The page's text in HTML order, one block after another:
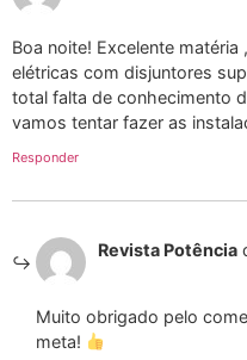
Boa noite! Excelente
elétricas com disjuntores
total falta de conhecimento
vamos tentar fazer as
Responder
Revista Potência
Muito obrigado pelo
meta!